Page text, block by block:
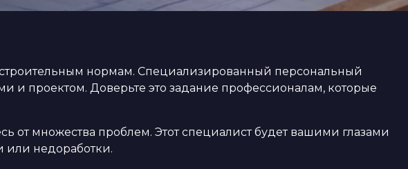
нормам. Специализированный персональный
и проектом. Доверьте это задание профессионалам, которые
от множества проблем. Этот специалист будет вашими глазами
или недоработки.